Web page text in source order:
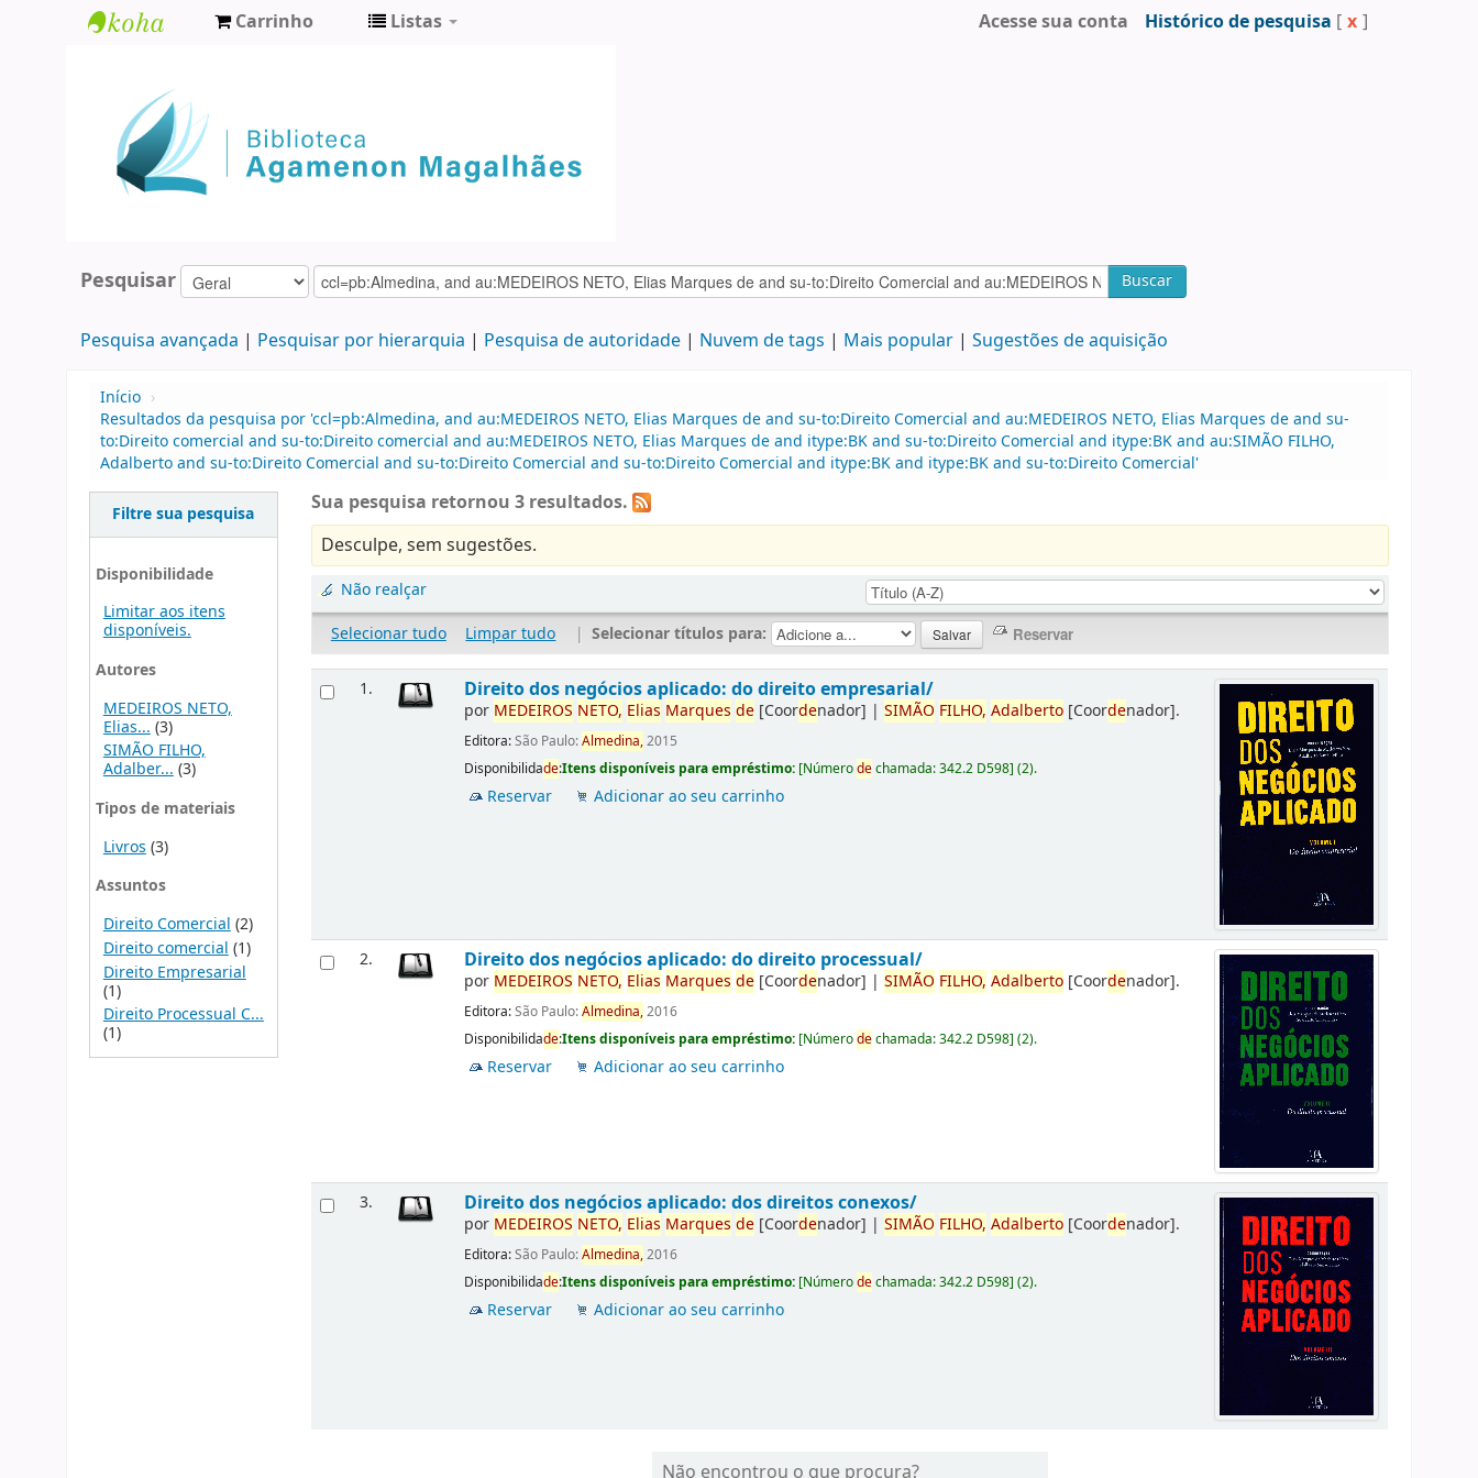
Agamenon
Magalhães
Carrinho Listas Acesse sua conta Histórico de pesquisa [ x ]
Pesquisar Buscar
Pesquisa avançada Pesquisar por hierarquia Pesquisa de autoridade Nuvem de tags Mais popular Sugestões de aquisição
Início ›
Resultados da pesquisa por 'ccl=pb:Almedina, and au:MEDEIROS NETO, Elias Marques de and su-to:Direito Comercial and au:MEDEIROS NETO, Elias Marques de and su-
to:Direito comercial and su-to:Direito comercial and au:MEDEIROS NETO, Elias Marques de and itype:BK and su-to:Direito Comercial and itype:BK and au:SIMÃO FILHO,
Adalberto and su-to:Direito Comercial and su-to:Direito Comercial and su-to:Direito Comercial and itype:BK and itype:BK and su-to:Direito Comercial'
Filtre sua pesquisa
Disponibilidade
Limitar aos itens
disponíveis.
Autores
MEDEIROS NETO,
Elias... (3)
SIMÃO FILHO,
Adalber...(3)
Tipos de materiais
Livros (3)
Assuntos
Direito Comercial (2)
Direito comercial (1)
Direito Empresarial
(1)
Direito Processual C...
(1)
Sua pesquisa retornou 3 resultados.
Desculpe, sem sugestões.
Não realçar
Selecionar tudo
Limpar tudo | Selecionar títulos para:
1. Direito dos negócios aplicado: do direito empresarial/
por MEDEIROS NETO, Elias Marques de [Coordenador] |SIMÃO FILHO, Adalberto [Coordenador].
Editora:São Paulo:Almedina,2015
Disponibilidade:Itens disponíveis para empréstimo: [Númerodechamada:342.2 D598](2).
Reservar Adicionar ao seu carrinho
2. Direito dos negócios aplicado: do direito processual/
por MEDEIROS NETO, Elias Marques de [Coordenador] |SIMÃO FILHO, Adalberto [Coordenador].
Editora:São Paulo:Almedina,2016
Disponibilidade:Itens disponíveis para empréstimo: [Númerodechamada:342.2 D598](2).
Reservar Adicionar ao seu carrinho
3. Direito dos negócios aplicado: dos direitos conexos/
por MEDEIROS NETO, Elias Marques de [Coordenador] |SIMÃO FILHO, Adalberto [Coordenador].
Editora:São Paulo:Almedina,2016
Disponibilidade:Itens disponíveis para empréstimo: [Númerodechamada:342.2 D598](2).
Reservar Adicionar ao seu carrinho